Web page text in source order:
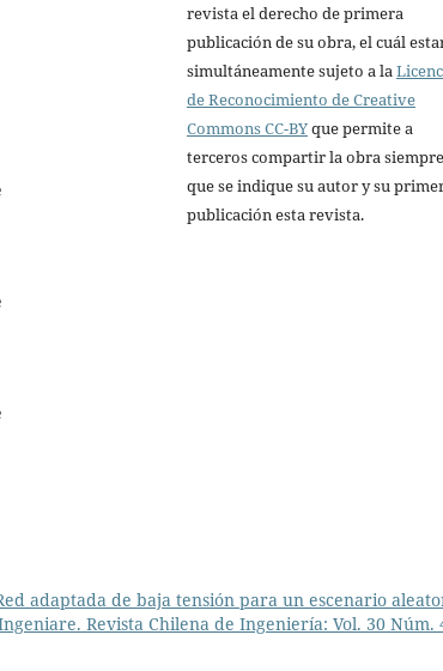
revista el derecho de primera
publicación de su obra, el cuál
simultáneamente sujeto a la
de Reconocimiento de Creative
Commons CC-BYque permite a
terceros compartir la obra siempre
que se indique su autor y su
publicación esta revista.
adaptada de baja tensión para un escenario
Revista Chilena de Ingeniería: Vol. 30 Núm.